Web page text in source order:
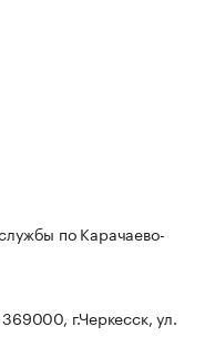
по Карачаево-
г.Черкесск, ул.